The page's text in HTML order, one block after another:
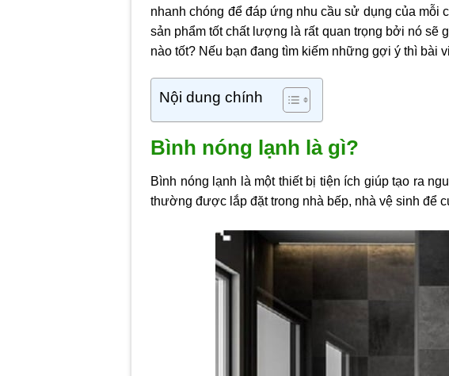
nhanh chóng để đáp ứng nhu cầu sử dụng của mỗi
sản phẩm tốt chất lượng là rất quan trọng bởi nó sẽ
nào tốt? Nếu bạn đang tìm kiếm những gợi ý thì bài
Nội dung chính
Bình nóng lạnh là gì?
Bình nóng lạnh là một thiết bị tiện ích giúp tạo ra
thường được lắp đặt trong nhà bếp, nhà vệ sinh để